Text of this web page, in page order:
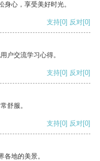
心，享受美好时光。
支持[0] 反对[0]
户交流学习心得。
支持[0] 反对[0]
舒服。
支持[0] 反对[0]
地的美景。